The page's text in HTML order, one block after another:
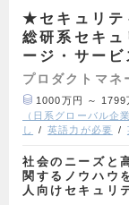
★セキュリテ
総研系セキ
ージ・サービ
プロダクトマネ
1000万円 ～ 1799
（日系グローバル企業
し
英語力が必要
社会のニーズと
関するノウハウ
人向けセキュリ